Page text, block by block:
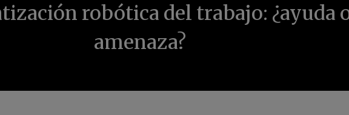
robótica del trabajo: ¿ayuda
amenaza?